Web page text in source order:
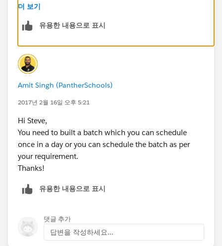
Ajay Mishra
mishraajay.m1@gmail.com
더 보기
유용한 내용으로 표시
Amit Singh (PantherSchools)
2017년 2월 16일 오후 5:21
Hi Steve,
You need to built a batch which you can schedule
once in a day or you can schedule the batch as per
your requirement.
Thanks!
유용한 내용으로 표시
댓글 추가
답변을 작성하세요...